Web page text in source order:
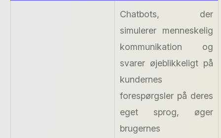
Chatbots, der
simulerer menneskelig
kommunikation og
svarer øjeblikkeligt på
kundernes
forespørgsler på deres
eget sprog, øger
brugernes